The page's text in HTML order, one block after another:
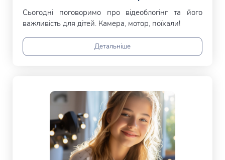
Сьогодні поговоримо про відеоблогінг та його
важливість для дітей. Камера, мотор, поїхали!
Детальніше